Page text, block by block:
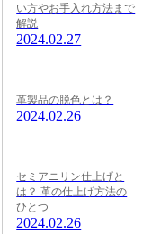
い方やお手入れ方法まで
解説
2024.02.27
革製品の脱色とは？
2024.02.26
セミアニリン仕上げと
は？ 革の仕上げ方法の
ひとつ
2024.02.26